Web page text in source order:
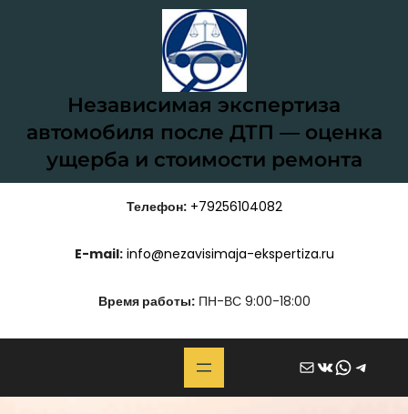
Независимая экспертиза
автомобиля после ДТП — оценка
ущерба и стоимости ремонта
Телефон: +79256104082
E-mail: info@nezavisimaja-ekspertiza.ru
Время работы:ПН-ВС 9:00-18:00
Почта ВКонтакте WhatsApp Telegram